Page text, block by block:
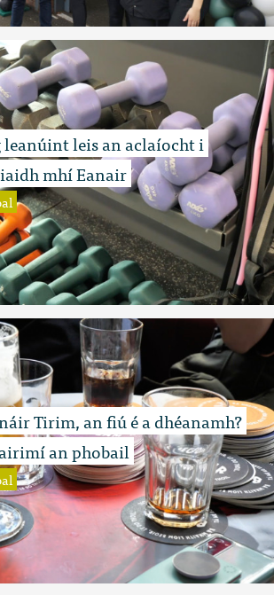
leanúint leis an aclaíocht i
mhí Eanair
Tirim, an fiú é a dhéanamh?
an phobail